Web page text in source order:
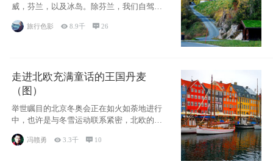
威，芬兰，以及冰岛。除芬兰，我们自驾游
旅行色影 8.9千 26
走进北欧充满童话的王国丹麦
（图）
举世瞩目的北京冬奥会正在如火如荼地进行
中，也许是与冬雪运动联系紧密，北欧的一
些国家因
冯赣勇 3.3千  10